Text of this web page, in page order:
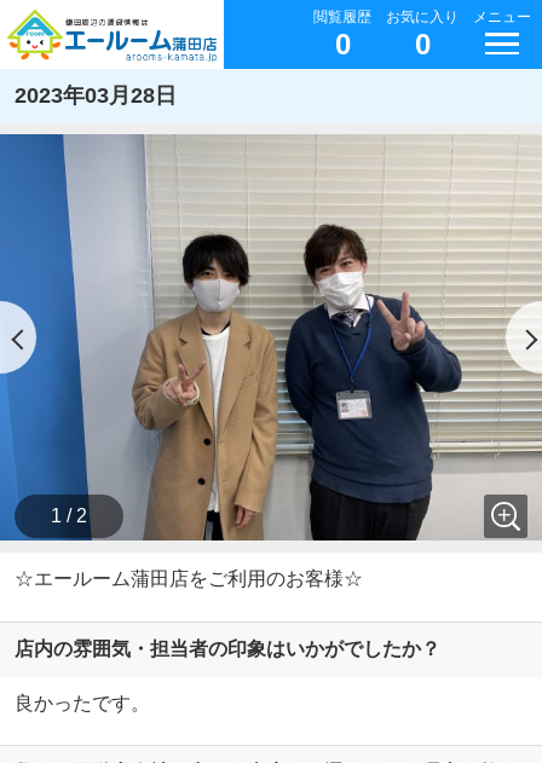
閲覧履歴
0
お気に入り
0
メニュー
2023年03月28日
1 / 2
☆エールーム蒲田店をご利用のお客様☆
店内の雰囲気・担当者の印象はいかがでしたか？
良かったです。